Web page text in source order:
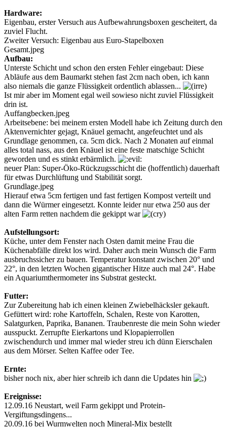
Hardware:
Eigenbau, erster Versuch aus Aufbewahrungsboxen gescheitert, da
zuviel Flucht.
Zweiter Versuch: Eigenbau aus Euro-Stapelboxen
Gesamt.jpeg
Aufbau:
Unterste Schicht und schon den ersten Fehler eingebaut: Diese
Abläufe aus dem Baumarkt stehen fast 2cm nach oben, ich kann
also niemals die ganze Flüssigkeit ordentlich ablassen...
Ist mir aber im Moment egal weil sowieso nicht zuviel Flüssigkeit
drin ist.
Auffangbecken.jpeg
Arbeitsebene: bei meinem ersten Modell habe ich Zeitung durch den
Aktenvernichter gejagt, Knäuel gemacht, angefeuchtet und als
Grundlage genommen, ca. 5cm dick. Nach 2 Monaten auf einmal
alles total nass, aus den Knäuel ist eine feste matschige Schicht
geworden und es stinkt erbärmlich.
neuer Plan: Super-Öko-Rückzugsschicht die (hoffentlich) dauerhaft
für etwas Durchlüftung und Stabilität sorgt.
Grundlage.jpeg
Hierauf etwa 5cm fertigen und fast fertigen Kompost verteilt und
dann die Würmer eingesetzt. Konnte leider nur etwa 250 aus der
alten Farm retten nachdem die gekippt war
Aufstellungsort:
Küche, unter dem Fenster nach Osten damit meine Frau die
Küchenabfälle direkt los wird. Daher auch mein Wunsch die Farm
ausbruchssicher zu bauen. Temperatur konstant zwischen 20° und
22°, in den letzten Wochen gigantischer Hitze auch mal 24°. Habe
ein Aquariumthermometer ins Substrat gesteckt.
Futter:
Zur Zubereitung hab ich einen kleinen Zwiebelhäcksler gekauft.
Gefüttert wird: rohe Kartoffeln, Schalen, Reste von Karotten,
Salatgurken, Paprika, Bananen. Traubenreste die mein Sohn wieder
ausspuckt. Zerrupfte Eierkartons und Klopapierrollen
zwischendurch und immer mal wieder streu ich dünn Eierschalen
aus dem Mörser. Selten Kaffee oder Tee.
Ernte:
bisher noch nix, aber hier schreib ich dann die Updates hin
Ereignisse:
12.09.16 Neustart, weil Farm gekippt und Protein-
Vergiftungsdingens...
20.09.16 bei Wurmwelten noch Mineral-Mix bestellt